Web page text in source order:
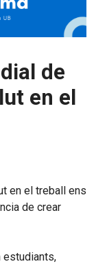
de
en el
en el treball ens
de crear
estudiants,